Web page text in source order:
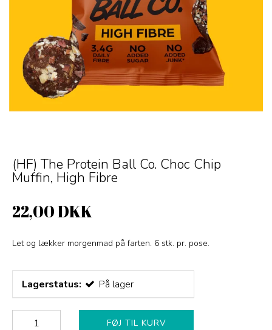
(HF) The Protein Ball Co. Choc Chip
Muffin, High Fibre
22,00 DKK
Let og lækker morgenmad på farten. 6 stk. pr. pose.
Lagerstatus: På lager
FØJ TIL KURV